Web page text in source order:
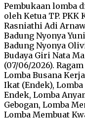
Pembukaan lomba
oleh Ketua TP. PKK
Rasniathi Adi
Badung Nyonya
Badung Nyonya
Budaya Giri Nata
(07/06/2026).
Lomba Busana
Ikat (Endek),
Endek, Lomba
Gebogan, Lomba
Lomba Membuat